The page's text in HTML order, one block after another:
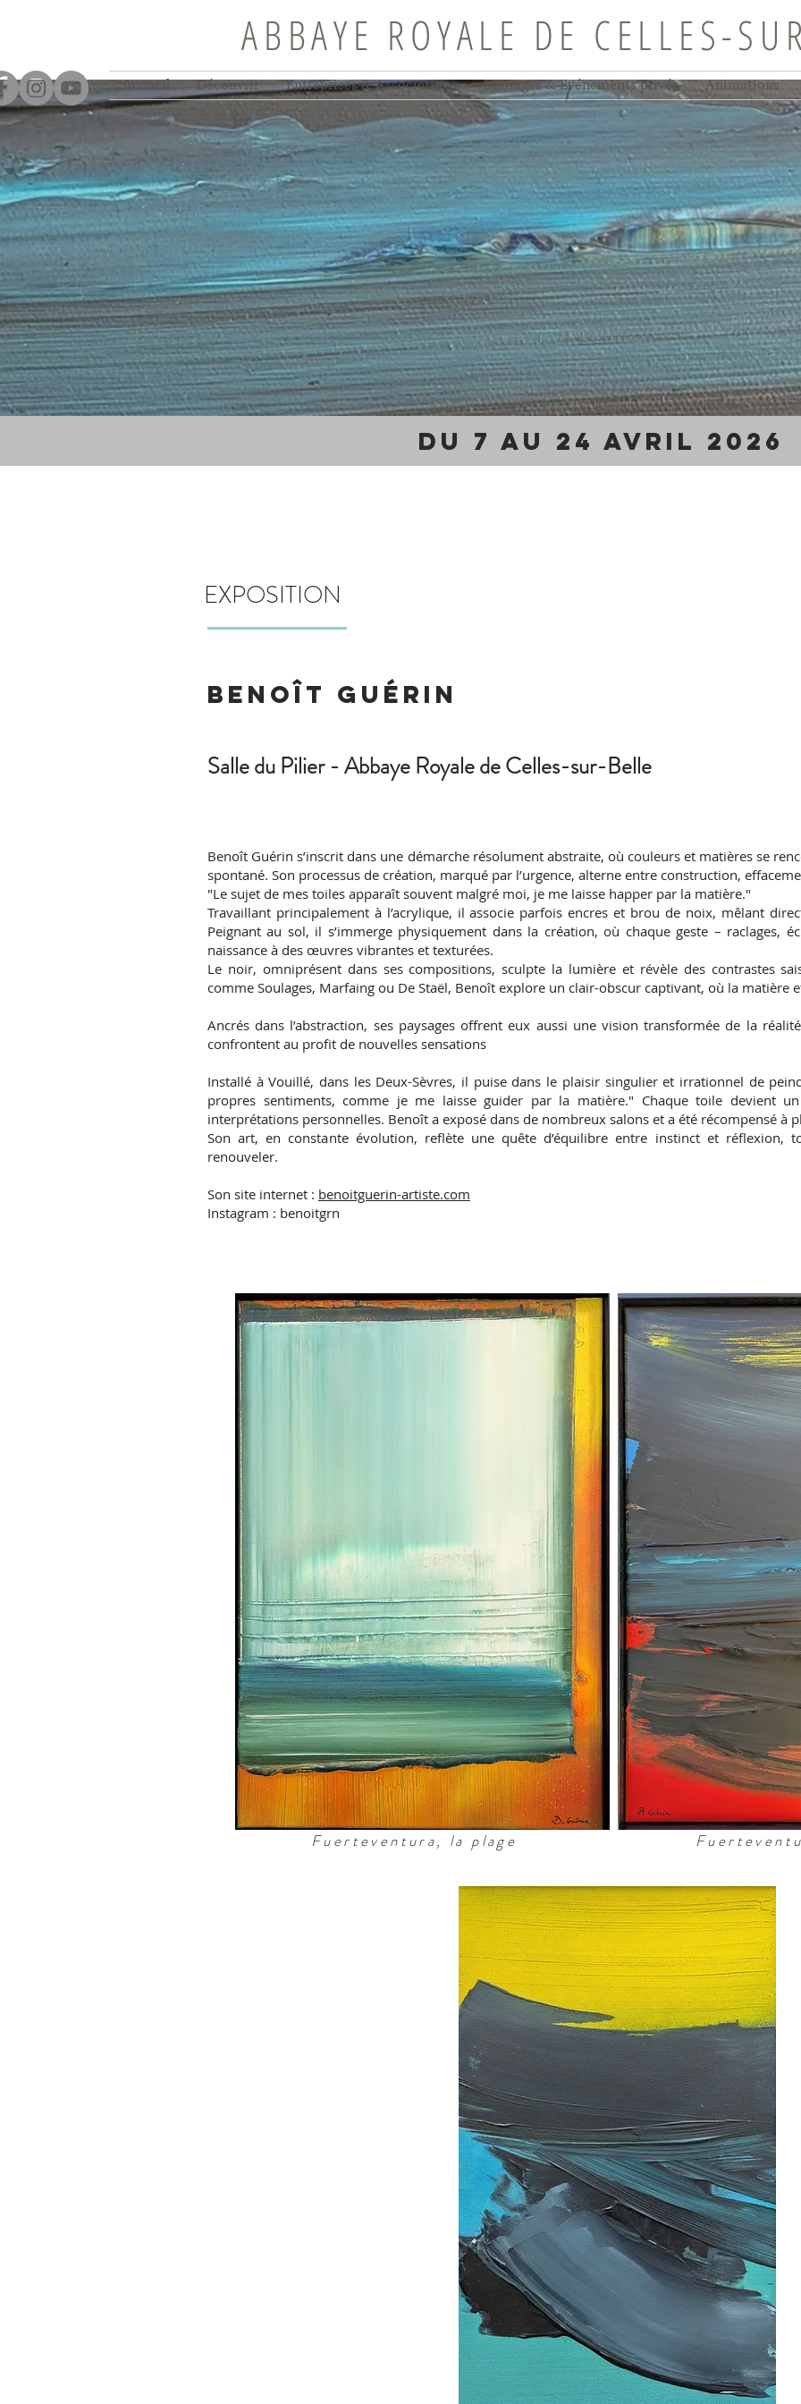
ABBAYE ROYALE DE CELLES-
Accueil Découvrir Entreprises & Associations Mariages & Evénements privés Animations
Du 7 au 24 avril 2026
EXPOSITION
Benoît guérin
Salle du Pilier - Abbaye Royale de Celles-sur-Belle
Benoît Guérin s’inscrit dans une démarche résolument abstraite, où couleurs et matières se
spontané. Son processus de création, marqué par l’urgence, alterne entre construction,
"Le sujet de mes toiles apparaît souvent malgré moi, je me laisse happer par la matière."
Travaillant principalement à l’acrylique, il associe parfois encres et brou de noix, mêlant
Peignant au sol, il s’immerge physiquement dans la création, où chaque geste – raclages,
naissance à des œuvres vibrantes et texturées.
Le noir, omniprésent dans ses compositions, sculpte la lumière et révèle des contrastes
comme Soulages, Marfaing ou De Staël, Benoît explore un clair-obscur captivant, où la matière
Ancrés dans l’abstraction, ses paysages offrent eux aussi une vision transformée de la
confrontent au profit de nouvelles sensations
Installé à Vouillé, dans les Deux-Sèvres, il puise dans le plaisir singulier et irrationnel de
propres sentiments, comme je me laisse guider par la matière." Chaque toile devient
interprétations personnelles. Benoît a exposé dans de nombreux salons et a été récompensé à
Son art, en constante évolution, reflète une quête d’équilibre entre instinct et réflexion,
renouveler.
Son site internet : benoitguerin-artiste.com
Instagram : benoitgrn
Fuerteventura, la plage